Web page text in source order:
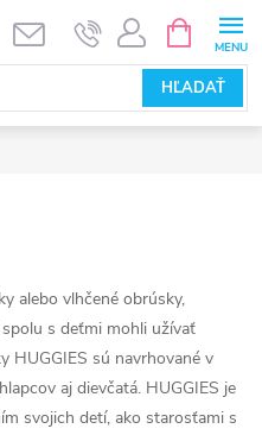
HĽADAŤ
KOŠÍK
alebo vlhčené obrúsky,
s deťmi mohli užívať
HUGGIES sú navrhované v
aj dievčatá. HUGGIES je
svojich detí, ako starosťami s